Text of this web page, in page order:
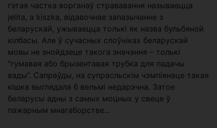
гэтая частка ворганаў стрававання называецца
jelita, а kiszka, відавочнае запазычанне з
беларускай, ужываецца толькі як назва бульбяной
кілбасы. Але ў сучасных слоўніках беларускай
мовы не знойдзеце такога значэння – толькі
“гумавая або брызентавая трубка для падачы
вады”. Сапраўды, на супрасльскім чэмпіянаце такая
кішка выглядала б вельмі недарэчна. Затое
беларусы адны з самых моцных у свеце ў
пажарным мнагаборстве...